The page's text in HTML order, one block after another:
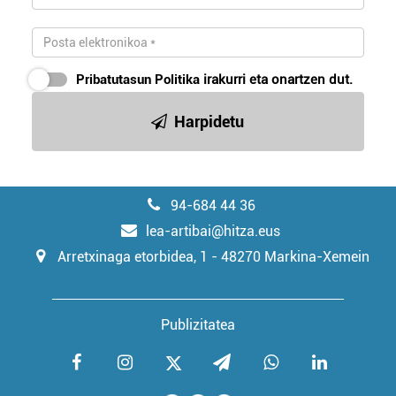
Pribatutasun Politika irakurri eta onartzen dut.
Harpidetu
94-684 44 36
lea-artibai@hitza.eus
Arretxinaga etorbidea, 1 - 48270 Markina-Xemein
Publizitatea